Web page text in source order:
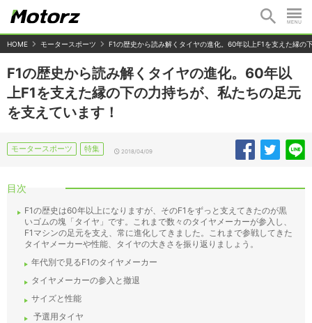
HOME モータースポーツ F1の歴史から読み解くタイヤの進化。60年以上F1を支えた縁の
F1の歴史から読み解くタイヤの進化。60年以
上F1を支えた縁の下の力持ちが、私たちの足元
を支えています！
モータースポーツ 特集 2018/04/09
目次
F1の歴史は60年以上になりますが、そのF1をずっと支えてきたのが黒
いゴムの塊「タイヤ」です。これまで数々のタイヤメーカーが参入し、
F1マシンの足元を支え、常に進化してきました。これまで参戦してきた
タイヤメーカーや性能、タイヤの大きさを振り返りましょう。
年代別で見るF1のタイヤメーカー
タイヤメーカーの参入と撤退
サイズと性能
予選用タイヤ